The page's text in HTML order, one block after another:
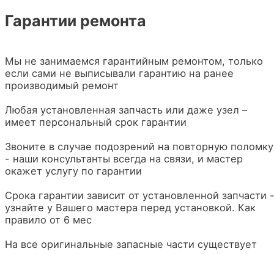
Гарантии ремонта
Мы не занимаемся гарантийным ремонтом, только
если сами не выписывали гарантию на ранее
производимый ремонт
Любая установленная запчасть или даже узел –
имеет персональный срок гарантии
Звоните в случае подозрений на повторную поломку
- наши консультанты всегда на связи, и мастер
окажет услугу по гарантии
Срока гарантии зависит от установленной запчасти -
узнайте у Вашего мастера перед установкой. Как
правило от 6 мес
На все оригинальные запасные части существует